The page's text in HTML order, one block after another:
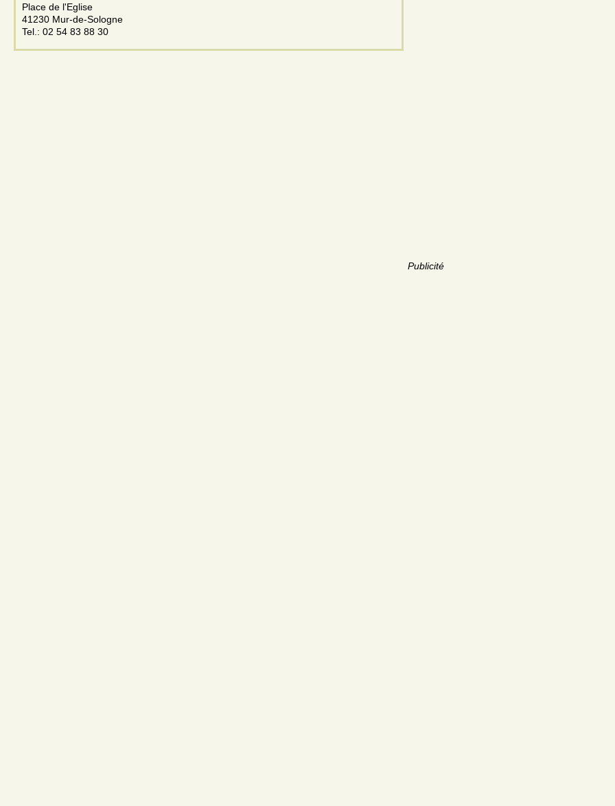
Publicité
Place de l'Eglise
41230 Mur-de-Sologne
Tel.: 02 54 83 88 30